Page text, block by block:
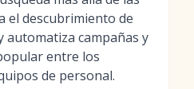
el descubrimiento de
automatiza campañas y
entre los
de personal.